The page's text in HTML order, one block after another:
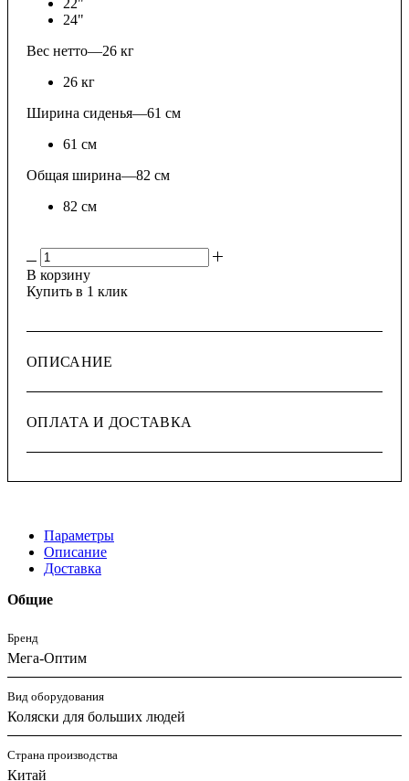
24"
Вес нетто—26 кг
26 кг
Ширина сиденья—61 см
61 см
Общая ширина—82 см
82 см
В корзину
Купить в 1 клик
ОПИСАНИЕ
ОПЛАТА И ДОСТАВКА
Параметры
Описание
Доставка
Общие
Бренд
Мега-Оптим
Вид оборудования
Коляски для больших людей
Страна производства
Китай